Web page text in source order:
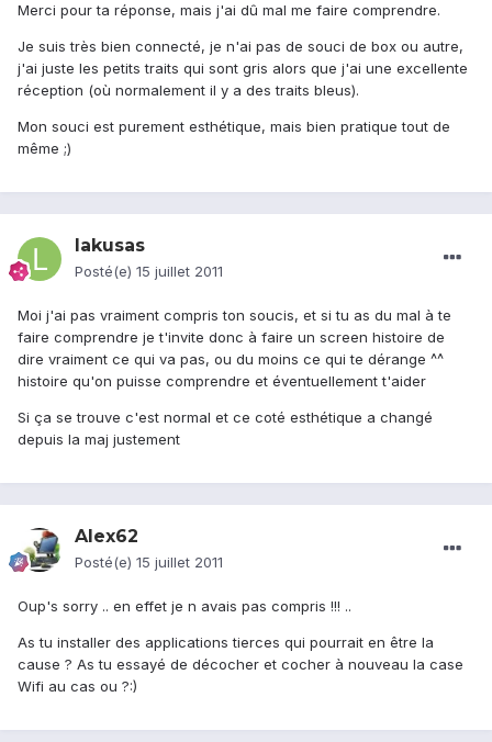
Merci pour ta réponse, mais j'ai dû mal me faire comprendre.
Je suis très bien connecté, je n'ai pas de souci de box ou autre,
j'ai juste les petits traits qui sont gris alors que j'ai une excellente
réception (où normalement il y a des traits bleus).
Mon souci est purement esthétique, mais bien pratique tout de
même ;)
lakusas
Posté(e) 15 juillet 2011
Moi j'ai pas vraiment compris ton soucis, et si tu as du mal à te
faire comprendre je t'invite donc à faire un screen histoire de
dire vraiment ce qui va pas, ou du moins ce qui te dérange ^^
histoire qu'on puisse comprendre et éventuellement t'aider
Si ça se trouve c'est normal et ce coté esthétique a changé
depuis la maj justement
Alex62
Posté(e) 15 juillet 2011
Oup's sorry .. en effet je n avais pas compris !!! ..
As tu installer des applications tierces qui pourrait en être la
cause ? As tu essayé de décocher et cocher à nouveau la case
Wifi au cas ou ?:)